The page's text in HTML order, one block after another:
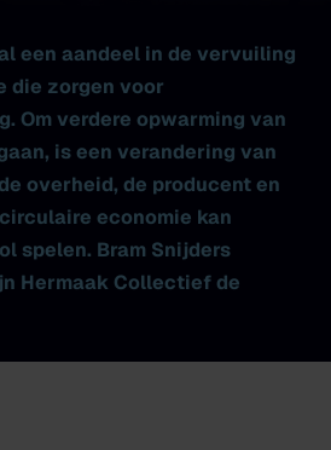
een aandeel in de vervuiling
die zorgen voor
Om verdere opwarming van
is een verandering van
overheid, de producent en
economie kan
spelen. Bram Snijders
Hermaak Collectief de